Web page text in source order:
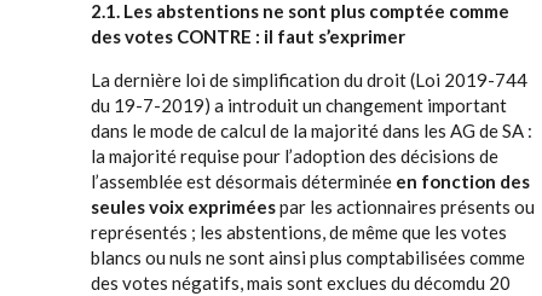
2.1. Les abstentions ne sont plus comptée comme
des votes CONTRE : il faut s’exprimer
La dernière loi de simplification du droit (Loi 2019-744
du 19-7-2019) a introduit un changement important
dans le mode de calcul de la majorité dans les AG de SA :
la majorité requise pour l’adoption des décisions de
l’assemblée est désormais déterminée en fonction des
seules voix expriméespar les actionnaires présents ou
représentés ; les abstentions, de même que les votes
blancs ou nuls ne sont ainsi plus comptabilisées comme
des votes négatifs, mais sont exclues du décomdu 20